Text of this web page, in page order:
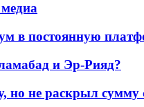
в постоянную
и Эр-Рияд?
но не раскрыл сумму